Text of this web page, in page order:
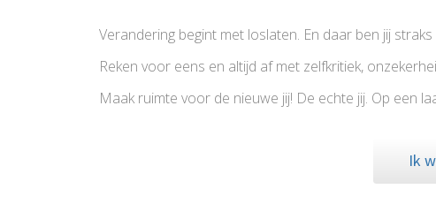
Verandering begint met loslaten. En daar ben jij
Reken voor eens en altijd af met zelfkritiek,
Maak ruimte voor de nieuwe jij! De echte jij. Op een
Ik